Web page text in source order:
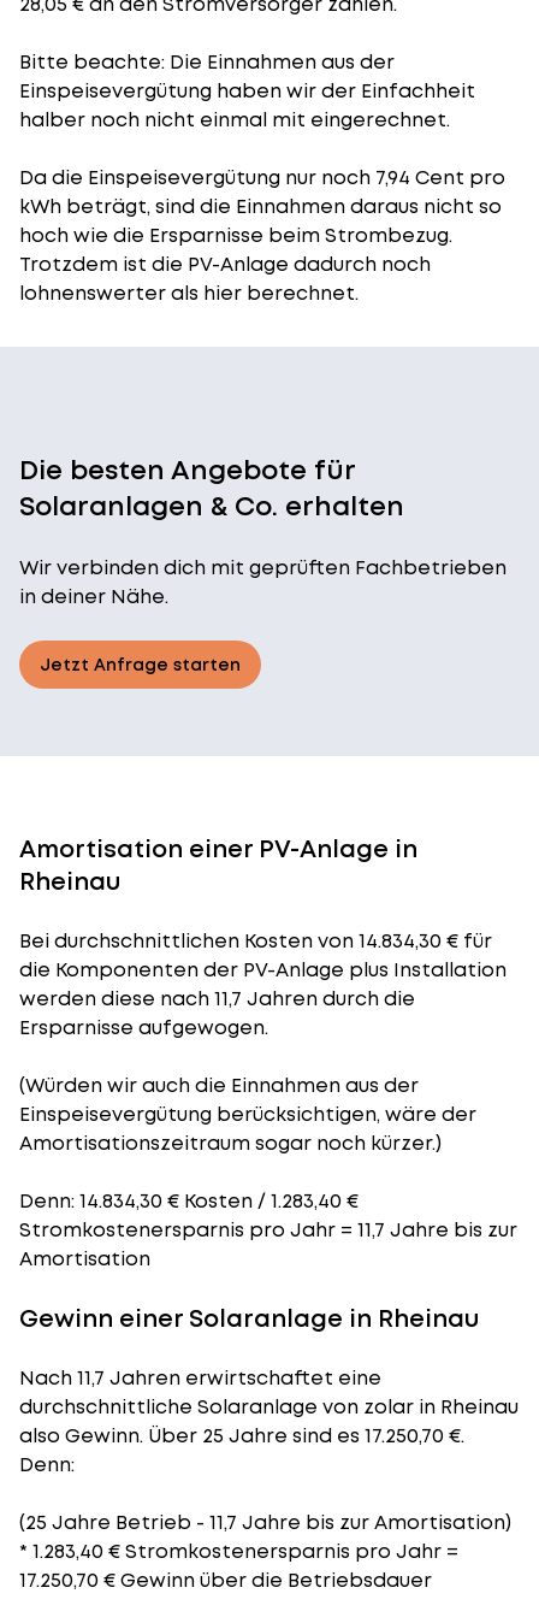
Bitte beachte: Die Einnahmen aus der
Einspeisevergütung haben wir der Einfachheit
halber noch nicht einmal mit eingerechnet.
Da die Einspeisevergütung nur noch 7,94 Cent pro
kWh beträgt, sind die Einnahmen daraus nicht so
hoch wie die Ersparnisse beim Strombezug.
Trotzdem ist die PV-Anlage dadurch noch
lohnenswerter als hier berechnet.
Die besten Angebote für
Solaranlagen & Co. erhalten
Wir verbinden dich mit geprüften Fachbetrieben
in deiner Nähe.
Jetzt Anfrage starten
Amortisation einer PV-Anlage in
Rheinau
Bei durchschnittlichen Kostenvon 14.834,30 € für
die Komponenten der PV-Anlage plus Installation
werden diese nach 11,7 Jahren durch die
Ersparnisse aufgewogen.
(Würden wir auch die Einnahmen aus der
Einspeisevergütung berücksichtigen, wäre der
Amortisationszeitraumsogar noch kürzer.)
Denn: 14.834,30 € Kosten / 1.283,40 €
Stromkostenersparnis pro Jahr = 11,7 Jahre bis zur
Amortisation
Gewinn einer Solaranlage in Rheinau
Nach 11,7 Jahren erwirtschaftet eine
durchschnittliche Solaranlage von zolar in Rheinau
also Gewinn. Über 25 Jahre sind es 17.250,70 €.
Denn:
(25 Jahre Betrieb - 11,7 Jahre bis zur Amortisation)
* 1.283,40 € Stromkostenersparnis pro Jahr =
17.250,70 € Gewinn über die Betriebsdauer